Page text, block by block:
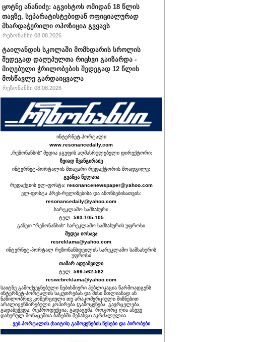
ცოტნე ანანიძე: აგვისტოს ომიდან 18 წლის
თავზე, სეპარატისტებიდან ოფიციალურად
მხარდაჭერილი ოპოზიცია გვყავს
რეზონანსი 08.08.2026
ტაილანდის სკოლაში მომხდარის სროლის
შედეგად დაღუპულთა რიცხვი გაიზარდა -
მიღებული ჭრილობების შედეგად 12 წლის
მოსწავლე გარდაიცვალა
რეზონანსი 08.08.2026
ინტერნეტ-პორტალი
www.resonancedaily.com
„რეზონანსის“ მედია ჯგუფის აღმასრულებელი დირექტორი:
ზვიად შვანგირაძე
ინტერნეტ-პორტალის მთავარი რედაქტორის მოადგილე:
გვანცა წულაია
რედაქციის ელ-ფოსტა: resonancenewspaper@yahoo.com
ელ-ფოსტა პრეს-რელიზებისა და ანონსებისათვის:
resonancedaily@yahoo.com
სარეკლამო სამსახური
ტელ: 593-105-105
გაზეთ "რეზონანსის" სარეკლამო სამსახურის უფროსი
მედეა იოსავა
resreklama@yahoo.com
ინტერნეტ-პორტალ რეზონანსდეილის სარეკლამო სამსახურის
უფროსი
თამარ ადუაშვილი
ტელ: 599-562-562
reswebreklama@yahoo.com
საიტზე გამოქვეყნებული ნებისმიერი პუბლიკაცია წარმოადგენს
ინტერნეტ-პორტალის საკუთრებას და მისი მთლიანად ან
ნაწილობრივ კომერციული თუ არაკომერციული მიზნებით
არალიცენზირებული კოპირება (გამოყენება, გავრცელება,
გადაბეჭვდა, რეპროდუქცია, გადაცემა, როგორც ღია ასევე
დახურულ მონაცემთა ბაზებში შენახვა) აკრძალულია.
ვებ-პორტალის (საიტის) გამოყენების წესები და პირობები
1